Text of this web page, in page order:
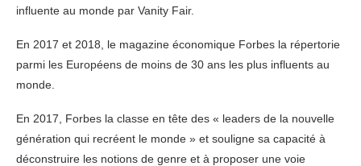
influente au monde par Vanity Fair.
En 2017 et 2018, le magazine économique Forbes la répertorie
parmi les Européens de moins de 30 ans les plus influents au
monde.
En 2017, Forbes la classe en tête des « leaders de la nouvelle
génération qui recréent le monde » et souligne sa capacité à
déconstruire les notions de genre et à proposer une voie